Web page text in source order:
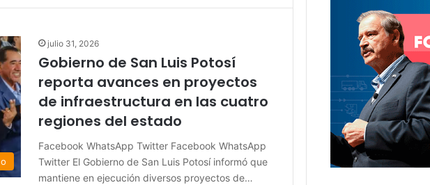
julio 31, 2026
Gobierno de San Luis Potosí
reporta avances en proyectos
de infraestructura en las cuatro
regiones del estado
Facebook WhatsApp Twitter Facebook WhatsApp
Twitter El Gobierno de San Luis Potosí informó que
mantiene en ejecución diversos proyectos de…